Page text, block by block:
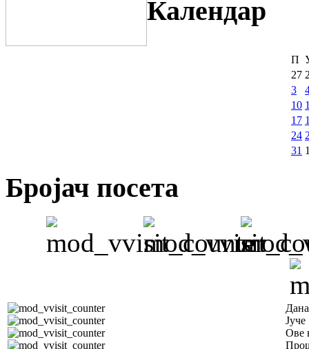
Календар
П
27
3
10
17
24
31
Бројач посета
Јуче
Ове